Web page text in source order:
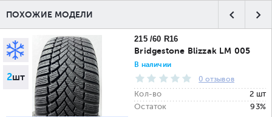
ПОХОЖИЕ МОДЕЛИ
2шт
215 /60 R16
Bridgestone Blizzak LM 005
В наличии
0 отзывов
Кол-во
2 шт
Остаток
93%